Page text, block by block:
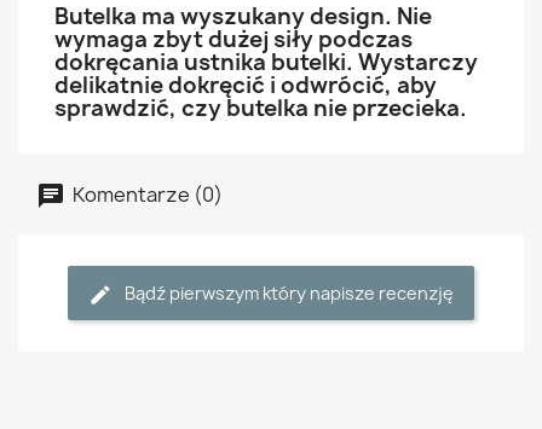
Butelka ma wyszukany design. Nie
wymaga zbyt dużej siły podczas
dokręcania ustnika butelki. Wystarczy
delikatnie dokręcić i odwrócić, aby
sprawdzić, czy butelka nie przecieka.
Komentarze (0)
Bądź pierwszym który napisze recenzję